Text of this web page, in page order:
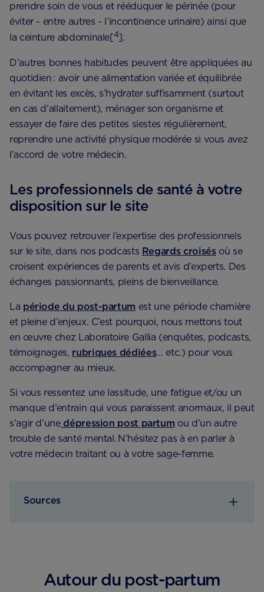
prendre soin de vous et rééduquer le périnée (pour
éviter - entre autres - l’incontinence urinaire) ainsi que
la ceinture abdominale[4]​.
D’autres bonnes habitudes peuvent être appliquées au
quotidien : avoir une alimentation variée et équilibrée
en évitant les excès, s’hydrater suffisamment (surtout
en cas d’allaitement), ménager son organisme et
essayer de faire des petites siestes régulièrement,
reprendre une activité physique modérée si vous avez
l’accord de votre médecin.
Les professionnels de santé à votre
disposition sur le site
Vous pouvez retrouver l’expertise des professionnels
sur le site, dans nos podcasts ​ Regards croisésoù se
croisent expériences de parents et avis d’experts. Des
échanges passionnants, pleins de bienveillance.
​​​La période du post-partum est une période charnière
et pleine d’enjeux. C’est pourquoi, nous mettons tout
en œuvre chez Laboratoire Gallia (enquêtes, podcasts,
témoignages, ​ rubriques dédiées… etc.) pour vous
accompagner au mieux.
Si vous ressentez une lassitude, une fatigue et/ou un
manque d’entrain qui vous paraissent anormaux, il peut
s’agir d’une​​dépression post partum ou d’un autre
trouble de santé mental. N’hésitez pas à en parler à
votre médecin traitant ou à votre sage-femme.
Sources
Autour du post-partum